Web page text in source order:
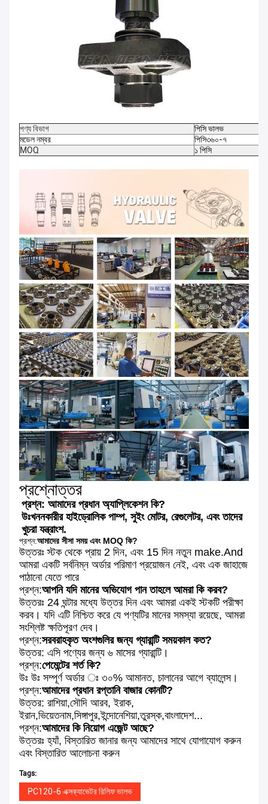
পণ্য বিভাগ
পিসি ভালভ
মডেল নম্বর
পিসি৩৬০-৭
MOQ
১ পিসি
প্রশ্নোত্তর
প্রশ্ন: আমাদের প্রধান অ্যাপ্লিকেশন কি?
উঃখননকারীর হাইড্রোলিক পাম্প, সুইং মোটর, রেগুলেটর, এবং তাদের
খুচরা যন্ত্রাংশ.
প্রশ্ন:আমাদের সীসা সময় এবং MOQ কি?
উত্তরঃ স্টক থেকে প্রায় 2 দিন, এবং 15 দিন নতুন make.And
আমরা একটি সর্বনিম্ন অর্ডার পরিমাণ প্রয়োজন নেই, এবং এক জাহাজে
পাঠানো যেতে পারে
প্রশ্ন:আপনি যদি মানের অভিযোগ পান তাহলে আমরা কি করব?
উত্তরঃ 24 ঘন্টার মধ্যে উত্তর দিন এবং আমরা একই স্টকটি পরীক্ষা
করব। যদি এটি নিশ্চিত করে যে পণ্যটির মানের সমস্যা রয়েছে, আমরা
সংশ্লিষ্ট ক্ষতিপূরণ দেব।
প্রশ্ন:সরবরাহকৃত অংশগুলির জন্য গ্যারান্টি সময়কাল কত?
উত্তর: এসি পণ্যের জন্য ৬ মাসের গ্যারান্টি।
প্রশ্ন:পেমেন্টের শর্ত কি?
উঃ উঃ সম্পূর্ণ অর্ডার ঃ ৩০% আমানত, চালানের আগে ব্যালেন্স।
প্রশ্ন:আমাদের প্রধান রপ্তানি বাজার কোনটি?
উত্তর: রাশিয়া,সৌদি আরব, ইরাক,
ইরান,ভিয়েতনাম,সিঙ্গাপুর,ইন্দোনেশিয়া,তুরস্ক,বাংলাদেশ...
প্রশ্ন:আমাদের কি নিয়োগ এজেন্ট আছে?
উত্তরঃ হ্যাঁ, বিস্তারিত জানার জন্য আমাদের সাথে যোগাযোগ করুন
এবং বিস্তারিত আলোচনা করুন
Tags:
PC120-6 এক্সক্যাভেটর রিলিফ ভালভ